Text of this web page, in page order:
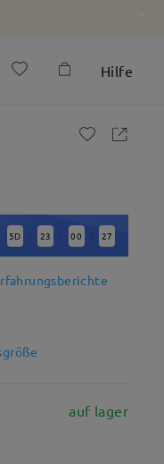
Hilfe
5D : 23 : 00 : 26
auf lager